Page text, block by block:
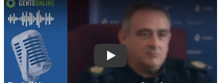
Play: Pioli: “Hay gente que va